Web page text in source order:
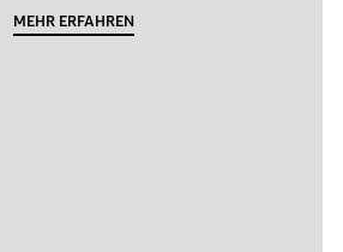
MEHR ERFAHREN